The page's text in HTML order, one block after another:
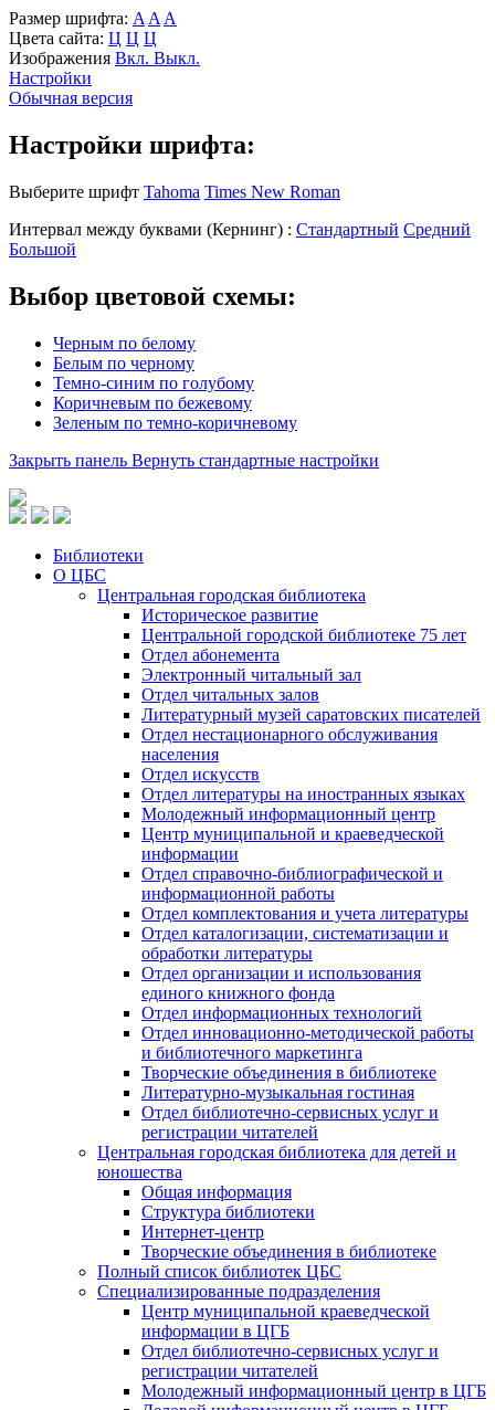
Размер шрифта: A A A
Цвета сайта: Ц Ц Ц
Изображения Вкл. Выкл.
Настройки
Обычная версия
Настройки шрифта:
Выберите шрифт Tahoma Times New Roman
Интервал между буквами (Кернинг) : Стандартный Средний
Большой
Выбор цветовой схемы:
Черным по белому
Белым по черному
Темно-синим по голубому
Коричневым по бежевому
Зеленым по темно-коричневому
Закрыть панель Вернуть стандартные настройки
Библиотеки
О ЦБС
Центральная городская библиотека
Историческое развитие
Центральной городской библиотеке 75 лет
Отдел абонемента
Электронный читальный зал
Отдел читальных залов
Литературный музей саратовских писателей
Отдел нестационарного обслуживания
населения
Отдел искусств
Отдел литературы на иностранных языках
Молодежный информационный центр
Центр муниципальной и краеведческой
информации
Отдел справочно-библиографической и
информационной работы
Отдел комплектования и учета литературы
Отдел каталогизации, систематизации и
обработки литературы
Отдел организации и использования
единого книжного фонда
Отдел информационных технологий
Отдел инновационно-методической работы
и библиотечного маркетинга
Творческие объединения в библиотеке
Литературно-музыкальная гостиная
Отдел библиотечно-сервисных услуг и
регистрации читателей
Центральная городская библиотека для детей и
юношества
Общая информация
Структура библиотеки
Интернет-центр
Творческие объединения в библиотеке
Полный список библиотек ЦБС
Специализированные подразделения
Центр муниципальной краеведческой
информации в ЦГБ
Отдел библиотечно-сервисных услуг и
регистрации читателей
Молодежный информационный центр в ЦГБ